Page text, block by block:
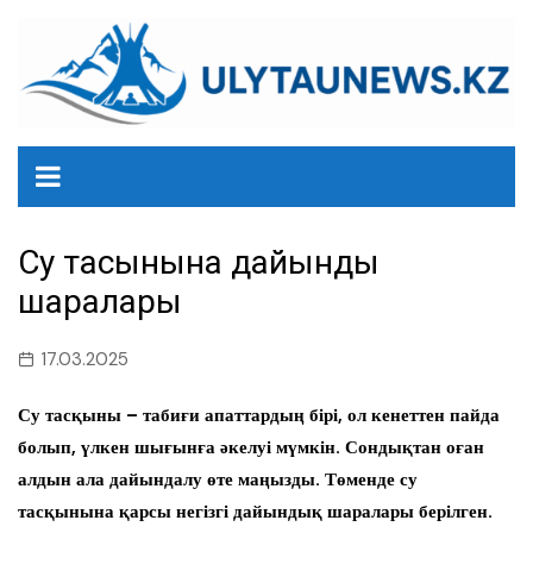
содержанию
Су тасқынына дайындық
шаралары
17.03.2025
Су тасқыны – табиғи апаттардың бірі, ол кенеттен пайда
болып, үлкен шығынға әкелуі мүмкін. Сондықтан оған
алдын ала дайындалу өте маңызды. Төменде су
тасқынына қарсы негізгі дайындық шаралары берілген.